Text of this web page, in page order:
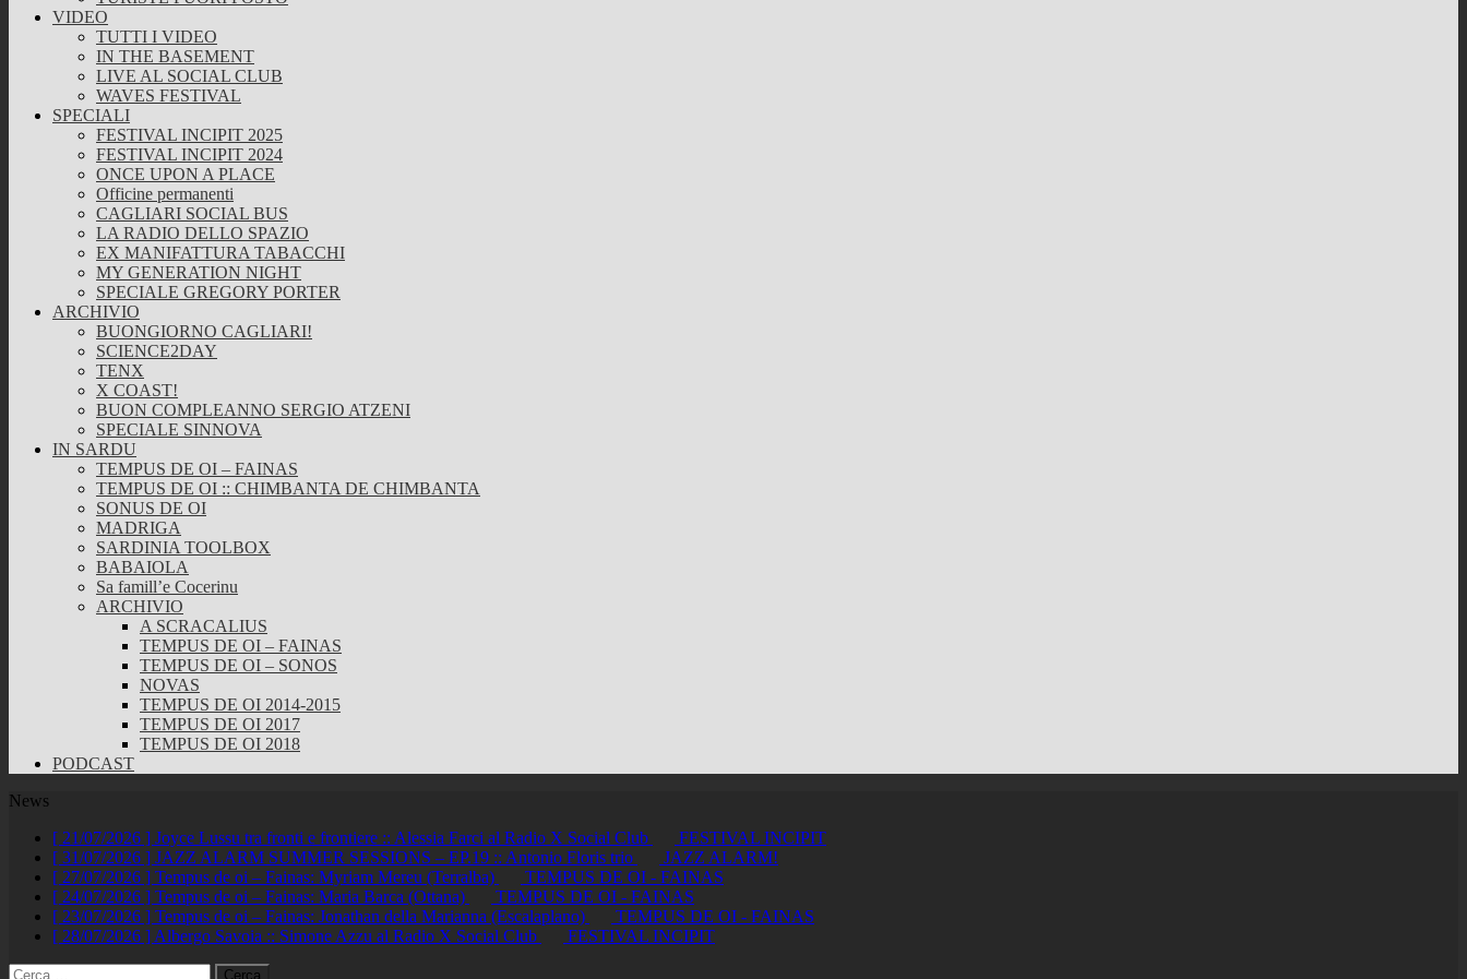
VIDEO
TUTTI I VIDEO
IN THE BASEMENT
LIVE AL SOCIAL CLUB
WAVES FESTIVAL
SPECIALI
FESTIVAL INCIPIT 2025
FESTIVAL INCIPIT 2024
ONCE UPON A PLACE
Officine permanenti
CAGLIARI SOCIAL BUS
LA RADIO DELLO SPAZIO
EX MANIFATTURA TABACCHI
MY GENERATION NIGHT
SPECIALE GREGORY PORTER
ARCHIVIO
BUONGIORNO CAGLIARI!
SCIENCE2DAY
TENX
X COAST!
BUON COMPLEANNO SERGIO ATZENI
SPECIALE SINNOVA
IN SARDU
TEMPUS DE OI – FAINAS
TEMPUS DE OI :: CHIMBANTA DE CHIMBANTA
SONUS DE OI
MADRIGA
SARDINIA TOOLBOX
BABAIOLA
Sa famill’e Cocerinu
ARCHIVIO
A SCRACALIUS
TEMPUS DE OI – FAINAS
TEMPUS DE OI – SONOS
NOVAS
TEMPUS DE OI 2014-2015
TEMPUS DE OI 2017
TEMPUS DE OI 2018
PODCAST
News
[ 21/07/2026 ] Joyce Lussu tra fronti e frontiere :: Alessia Farci al Radio X Social Club
FESTIVAL INCIPIT
[ 31/07/2026 ] JAZZ ALARM SUMMER SESSIONS – EP.19 :: Antonio Floris trio
JAZZ ALARM!
[ 27/07/2026 ] Tempus de oi – Fainas: Myriam Mereu (Terralba)
TEMPUS DE OI - FAINAS
[ 24/07/2026 ] Tempus de oi – Fainas: Maria Barca (Ottana)
TEMPUS DE OI - FAINAS
[ 23/07/2026 ] Tempus de oi – Fainas: Jonathan della Marianna (Escalaplano)
TEMPUS DE OI - FAINAS
[ 28/07/2026 ] Albergo Savoia :: Simone Azzu al Radio X Social Club
FESTIVAL INCIPIT
Ricerca